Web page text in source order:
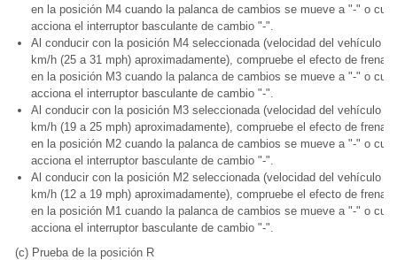
en la posición M4 cuando la palanca de cambios se mueve a "-" o
acciona el interruptor basculante de cambio "-".
Al conducir con la posición M4 seleccionada (velocidad del vehículo
km/h (25 a 31 mph) aproximadamente), compruebe el efecto de
en la posición M3 cuando la palanca de cambios se mueve a "-" o
acciona el interruptor basculante de cambio "-".
Al conducir con la posición M3 seleccionada (velocidad del vehículo
km/h (19 a 25 mph) aproximadamente), compruebe el efecto de
en la posición M2 cuando la palanca de cambios se mueve a "-" o
acciona el interruptor basculante de cambio "-".
Al conducir con la posición M2 seleccionada (velocidad del vehículo
km/h (12 a 19 mph) aproximadamente), compruebe el efecto de
en la posición M1 cuando la palanca de cambios se mueve a "-" o
acciona el interruptor basculante de cambio "-".
(c) Prueba de la posición R